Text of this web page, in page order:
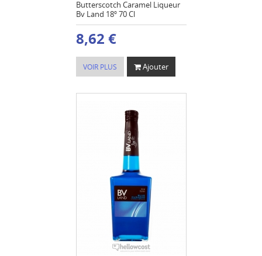
Butterscotch Caramel Liqueur
Bv Land 18º 70 Cl
8,62 €
VOIR PLUS Ajouter